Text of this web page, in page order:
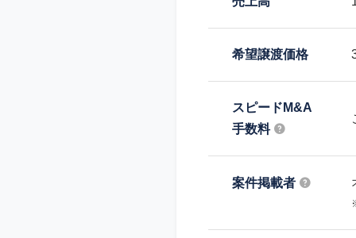
希望譲渡価格
スピードM&A
手数料
案件掲載者